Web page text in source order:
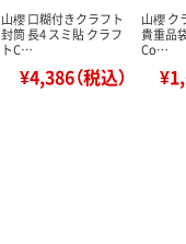
山櫻 口糊付きクラフト
封筒 長4 スミ貼 クラフ
トC…
¥4,386（税込）
山櫻 ク
貴重品
Co…